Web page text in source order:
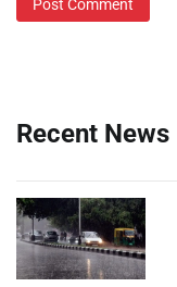
Recent News